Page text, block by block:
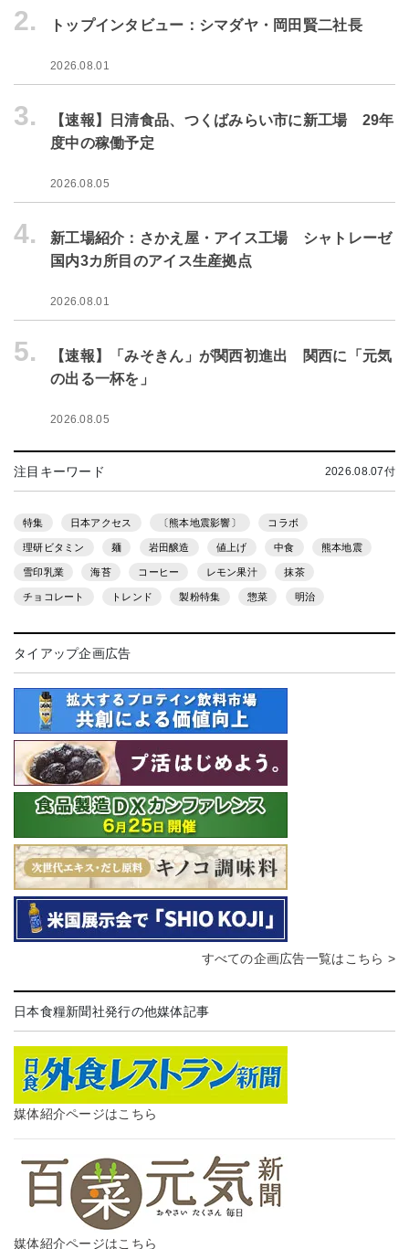
2. トップインタビュー：シマダヤ・岡田賢二社長
2026.08.01
3.
【速報】日清食品、つくばみらい市に新工場 29年
度中の稼働予定
2026.08.05
4.
新工場紹介：さかえ屋・アイス工場 シャトレーゼ
国内3カ所目のアイス生産拠点
2026.08.01
5.
【速報】「みそきん」が関西初進出 関西に「元気
の出る一杯を」
2026.08.05
注目キーワード 2026.08.07付
特集 日本アクセス 〔熊本地震影響〕 コラボ
理研ビタミン 麺 岩田醸造 値上げ 中食 熊本地震
雪印乳業 海苔 コーヒー レモン果汁 抹茶
チョコレート トレンド 製粉特集 惣菜 明治
タイアップ企画広告
すべての企画広告一覧はこちら >
日本食糧新聞社発行の他媒体記事
媒体紹介ページはこちら
媒体紹介ページはこちら